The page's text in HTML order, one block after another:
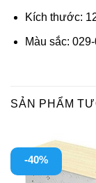
Kích thước:
Màu sắc:
SẢN PHẨM
-40%